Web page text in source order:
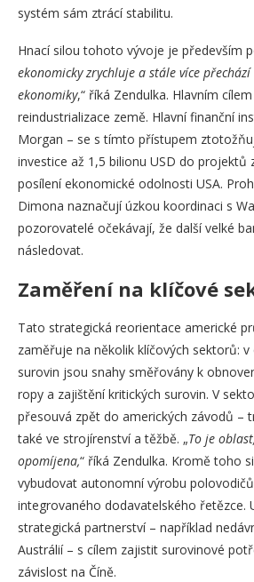
systém sám ztrácí stabilitu.
Hnací silou tohoto vývoje je především
ekonomicky zrychluje a stále více
ekonomiky,“ říká Zendulka. Hlavním
reindustrializace země. Hlavní finanční
Morgan – se s tímto přístupem
investice až 1,5 bilionu USD do projektů
posílení ekonomické odolnosti USA.
Dimona naznačují úzkou koordinaci s
pozorovatelé očekávají, že další velké
následovat.
Zaměření na klíčové
Tato strategická reorientace americké
zaměřuje na několik klíčových sektorů: v
surovin jsou snahy směřovány k
ropy a zajištění kritických surovin. V
přesouvá zpět do amerických závodů –
také ve strojírenství a těžbě. „To je
opomíjena,“ říká Zendulka. Kromě toho
vybudovat autonomní výrobu
integrovaného dodavatelského řetězce.
strategická partnerství – například
Austrálií – s cílem zajistit surovinové
závislost na Číně.